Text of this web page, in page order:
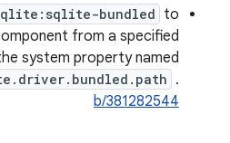
bundled to
from a specified
system property named
.
b/381282544